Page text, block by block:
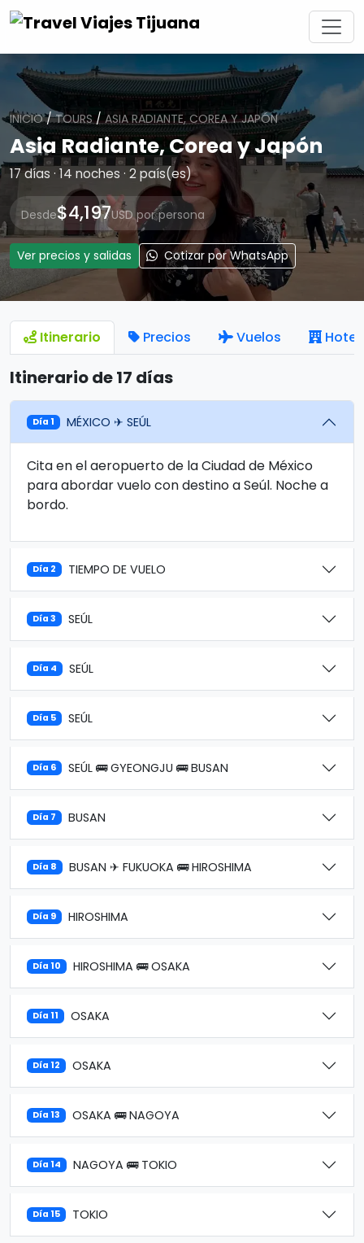
INICIO/TOURS/ASIA RADIANTE, COREA Y JAPÓN
Asia Radiante, Corea y Japón
17 días · 14 noches · 2 país(es)
Desde$4,197USD por persona
Ver precios y salidas Cotizar por WhatsApp
Itinerario Precios Vuelos
Itinerario de 17 días
Día 1 MÉXICO ✈ SEÚL
Cita en el aeropuerto de la Ciudad de México
para abordar vuelo con destino a Seúl. Noche a
bordo.
Día 2 TIEMPO DE VUELO
Día 3 SEÚL
Día 4 SEÚL
Día 5 SEÚL
Día 6 SEÚL 🚌 GYEONGJU 🚌 BUSAN
Día 7 BUSAN
Día 8 BUSAN ✈ FUKUOKA 🚌 HIROSHIMA
Día 9 HIROSHIMA
Día 10 HIROSHIMA 🚌 OSAKA
Día 11 OSAKA
Día 12 OSAKA
Día 13 OSAKA 🚌 NAGOYA
Día 14 NAGOYA 🚌 TOKIO
Día 15 TOKIO